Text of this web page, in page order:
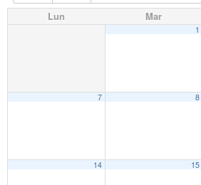
Lun Mar
1
7 8
14 15